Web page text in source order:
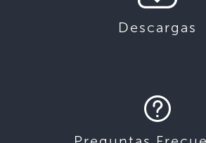
Descargas